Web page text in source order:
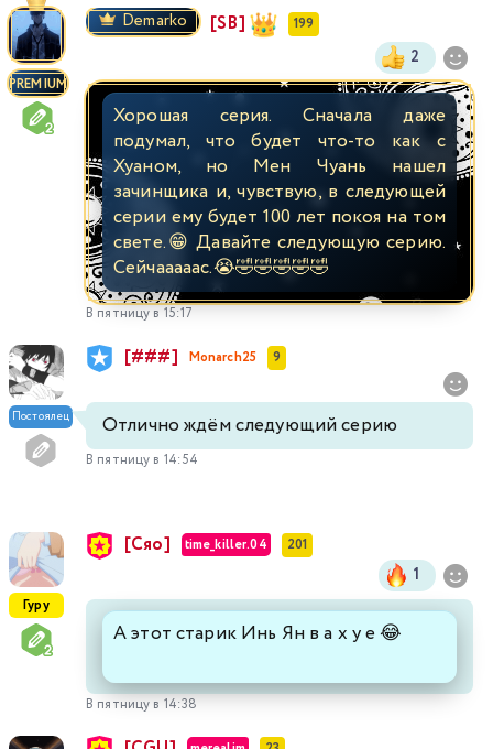
PREMIUM
Demarko [SB] 199
2
Хорошая серия. Сначала даже
подумал, что будет что-то как с
Хуаном, но Мен Чуань нашел
зачинщика и, чувствую, в следующей
серии ему будет 100 лет покоя на том
свете.😁 Давайте следующую серию.
Сейчааааас.😭🤣🤣🤣🤣🤣
В пятницу в 15:17
Постоялец
[###] Monarch25 9
Отлично ждём следующий серию
В пятницу в 14:54
Гуру
[Сяо] time_killer.04 201
1
А этот старик Инь Ян в а х у е 😂
В пятницу в 14:38